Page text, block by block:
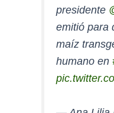
presidente
emitió para
maíz
humano en